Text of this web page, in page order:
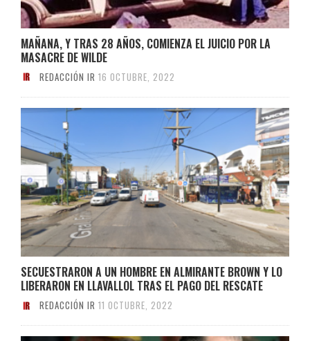
MAÑANA, Y TRAS 28 AÑOS, COMIENZA EL JUICIO POR LA
MASACRE DE WILDE
REDACCIÓN IR 16 OCTUBRE, 2022
SECUESTRARON A UN HOMBRE EN ALMIRANTE BROWN Y LO
LIBERARON EN LLAVALLOL TRAS EL PAGO DEL RESCATE
REDACCIÓN IR 11 OCTUBRE, 2022